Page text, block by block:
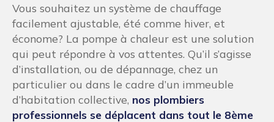
Vous souhaitez un système de chauffage
facilement ajustable, été comme hiver, et
économe? La pompe à chaleur est une solution
qui peut répondre à vos attentes. Qu’il s’agisse
d’installation, ou de dépannage, chez un
particulier ou dans le cadre d’un immeuble
d’habitation collective, nos plombiers
professionnels se déplacent dans tout le 8ème